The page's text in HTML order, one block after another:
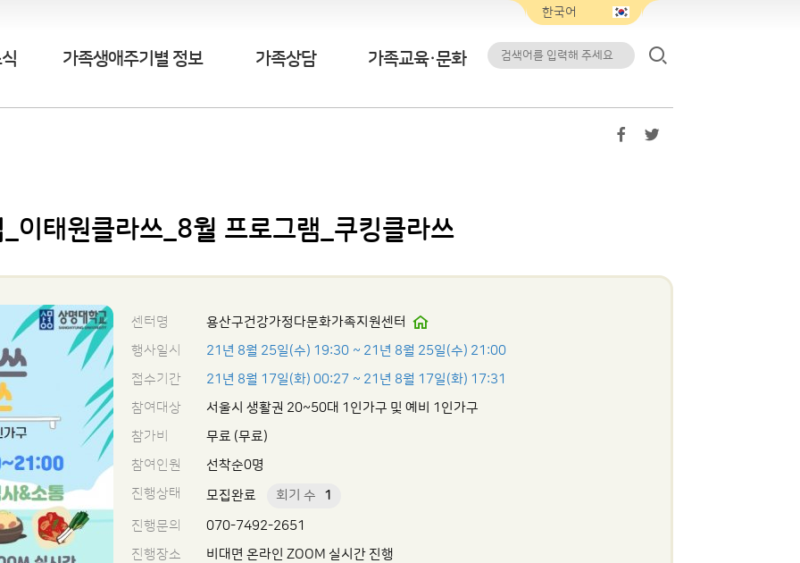
가족생애주기별 정보 가족상담 가족교육·문화
이태원클라쓰_8월 프로그램_쿠킹클라쓰
센터명
용산구건강가정다문화가족지원센터
행사일시
21년 8월 25일(수) 19:30 ~ 21년 8월 25일(수) 21:00
접수기간
21년 8월 17일(화) 00:27 ~ 21년 8월 17일(화) 17:31
참여대상
서울시 생활권 20~50대 1인가구 및 예비 1인가구
참가비
무료 (무료)
참여인원
선착순0명
진행상태
모집완료 회기 수
1
진행문의
070-7492-2651
진행장소
비대면 온라인 ZOOM 실시간 진행